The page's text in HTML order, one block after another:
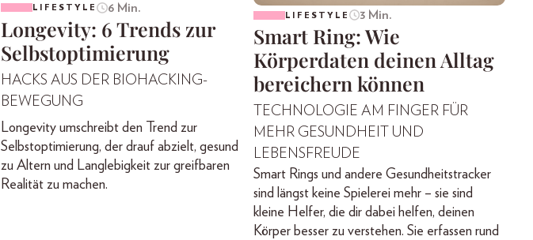
LIFESTYLE 6 Min.
Longevity: 6 Trends zur
Selbstoptimierung
HACKS AUS DER BIOHACKING-
BEWEGUNG
Longevity umschreibt den Trend zur
Selbstoptimierung, der drauf abzielt, gesund
zu Altern und Langlebigkeit zur greifbaren
Realität zu machen.
LIFESTYLE 3 Min.
Smart Ring: Wie
Körperdaten deinen Alltag
bereichern können
TECHNOLOGIE AM FINGER FÜR
MEHR GESUNDHEIT UND
LEBENSFREUDE
Smart Rings und andere Gesundheitstracker
sind längst keine Spielerei mehr – sie sind
kleine Helfer, die dir dabei helfen, deinen
Körper besser zu verstehen. Sie erfassen rund